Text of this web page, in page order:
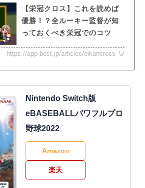
【栄冠クロス】これを読めば
優勝！？全ルーキー監督が知
っておくべき栄冠でのコツ
https://app-best.jp/articles/eikancross_5/
Nintendo Switch版
eBASEBALLパワフルプロ
野球2022
Amazon
楽天